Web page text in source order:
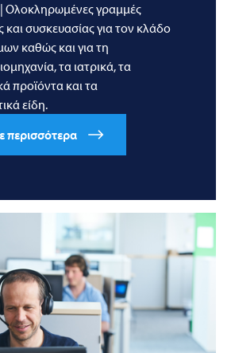
| Ολοκληρωμένες γραμμές
συσκευασίας για τον κλάδο
καθώς και για τη
τα ιατρικά, τα
προϊόντα και τα
είδη.
περισσότερα